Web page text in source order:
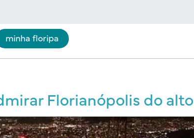
minha floripa
Florianópolis do alto